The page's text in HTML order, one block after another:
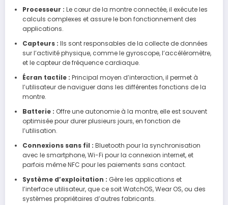
Processeur : Le cœur de la montre connectée, il exécute les
calculs complexes et assure le bon fonctionnement des
applications.
Capteurs : Ils sont responsables de la collecte de données
sur l’activité physique, comme le gyroscope, l’accéléromètre,
et le capteur de fréquence cardiaque.
Écran tactile : Principal moyen d’interaction, il permet à
l’utilisateur de naviguer dans les différentes fonctions de la
montre.
Batterie : Offre une autonomie à la montre, elle est souvent
optimisée pour durer plusieurs jours, en fonction de
l’utilisation.
Connexions sans fil : Bluetooth pour la synchronisation
avec le smartphone, Wi-Fi pour la connexion internet, et
parfois même NFC pour les paiements sans contact.
Système d’exploitation : Gère les applications et
l’interface utilisateur, que ce soit WatchOS, Wear OS, ou des
systèmes propriétaires d’autres fabricants.